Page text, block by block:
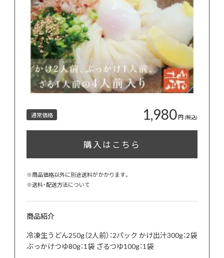
通常価格 1,980円 (税込)
購入はこちら
※商品価格以外に別途送料がかかります。
※送料・配送方法について
商品紹介
冷凍生うどん250g（2人前）：2パック かけ出汁300g：2袋
ぶっかけつゆ80g：1袋 ざるつゆ100g：1袋